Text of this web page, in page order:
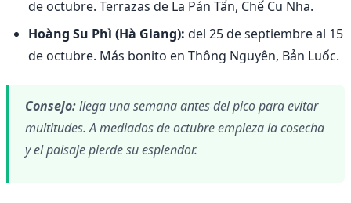
de octubre. Terrazas de La Pán Tẩn, Chế Cu Nha.
Hoàng Su Phì (Hà Giang): del 25 de septiembre al 15
de octubre. Más bonito en Thông Nguyên, Bản Luốc.
Consejo:llega una semana antes del pico para evitar
multitudes. A mediados de octubre empieza la cosecha
y el paisaje pierde su esplendor.